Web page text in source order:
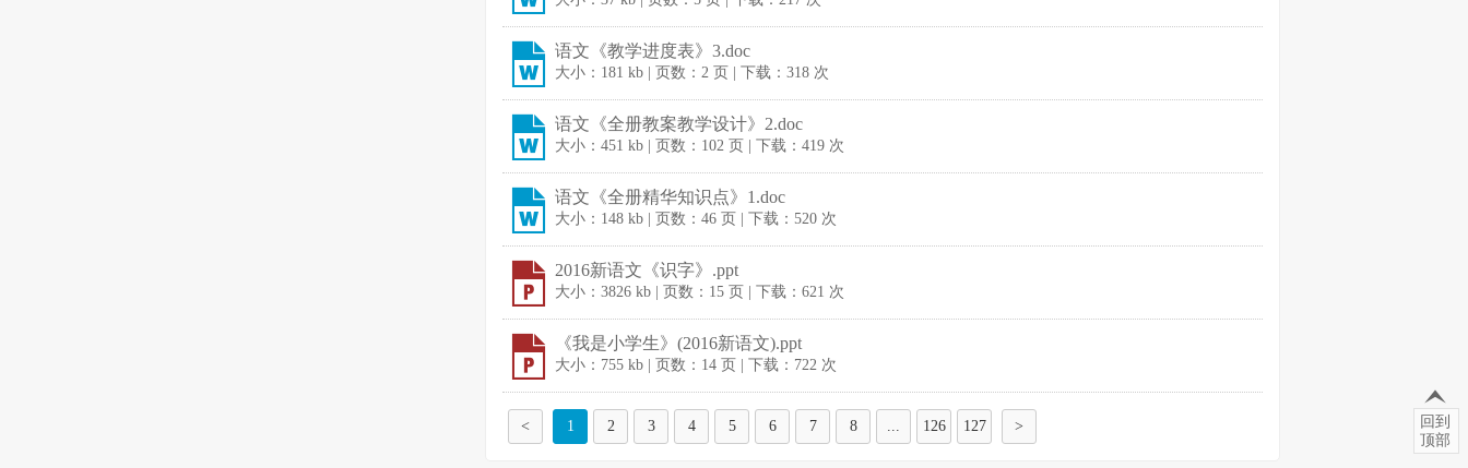
语文《教学进度表》3.doc
大小：181 kb | 页数：2 页 | 下载：318 次
语文《全册教案教学设计》2.doc
大小：451 kb | 页数：102 页 | 下载：419 次
语文《全册精华知识点》1.doc
大小：148 kb | 页数：46 页 | 下载：520 次
2016新语文《识字》.ppt
大小：3826 kb | 页数：15 页 | 下载：621 次
《我是小学生》(2016新语文).ppt
大小：755 kb | 页数：14 页 | 下载：722 次
< 1 2 3 4 5 6 7 8 ... 126 127 >
回到
顶部